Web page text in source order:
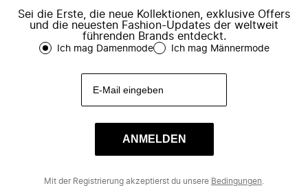
Sei die Erste, die neue Kollektionen, exklusive Offers
und die neuesten Fashion-Updates der weltweit
führenden Brands entdeckt.
Ich mag Damenmode Ich mag Männermode
ANMELDEN
Mit der Registrierung akzeptierst du unsere Bedingungen